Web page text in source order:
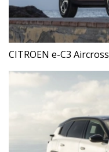
CITROEN e-C3 Aircross